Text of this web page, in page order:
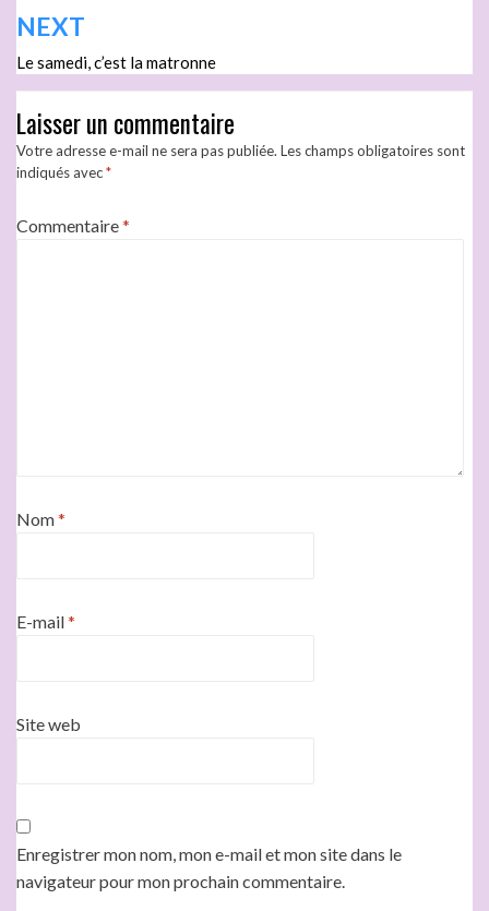
NEXT
Le samedi, c’est la matronne
Laisser un commentaire
Votre adresse e-mail ne sera pas publiée. Les champs obligatoires sont
indiqués avec*
Commentaire*
Nom*
E-mail*
Site web
Enregistrer mon nom, mon e-mail et mon site dans le
navigateur pour mon prochain commentaire.